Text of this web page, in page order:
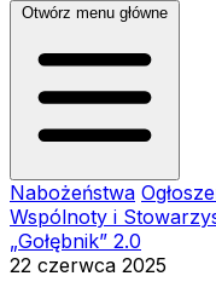
Otwórz menu główne
Nabożeństwa
Wspólnoty i
„Gołębnik” 2.0
22 czerwca 2025